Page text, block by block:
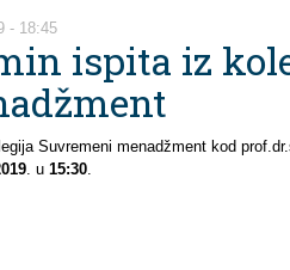
- 18:45
ispita iz
Suvremeni menadžment kod
. u 15:30.